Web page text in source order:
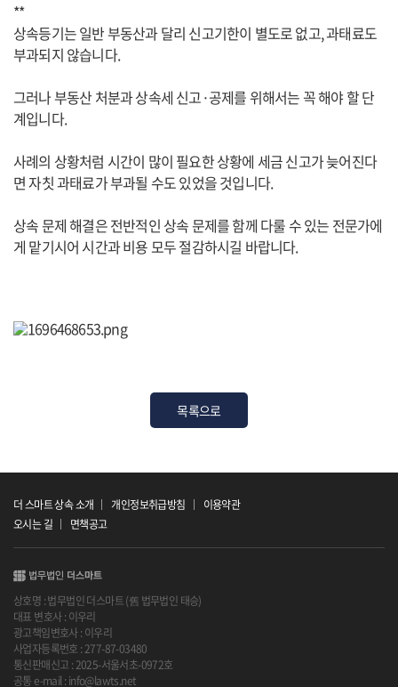
**
상속등기는 일반 부동산과 달리 신고기한이 별도로 없고, 과태료도
부과되지 않습니다.
그러나 부동산 처분과 상속세 신고·공제를 위해서는 꼭 해야 할 단
계입니다.
사례의 상황처럼 시간이 많이 필요한 상황에 세금 신고가 늦어진다
면 자칫 과태료가 부과될 수도 있었을 것입니다.
상속 문제 해결은 전반적인 상속 문제를 함께 다룰 수 있는 전문가에
게 맡기시어 시간과 비용 모두 절감하시길 바랍니다.
목록으로
더 스마트 상속 소개 개인정보취급방침
이용약관
오시는 길
면책공고
상호명 : 법무법인 더스마트 (舊 법무법인 태승)
대표 변호사 : 이우리
광고책임변호사 : 이우리
사업자등록번호 : 277-87-03480
통신판매신고 : 2025-서울서초-0972호
공통 e-mail : info@lawts.net